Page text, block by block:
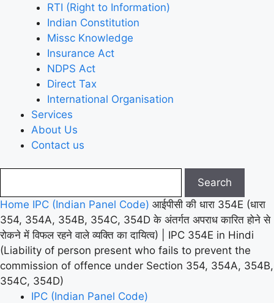
RTI (Right to Information)
Indian Constitution
Missc Knowledge
Insurance Act
NDPS Act
Direct Tax
International Organisation
Services
About Us
Contact us
Home IPC (Indian Panel Code) आईपीसी की धारा 354E (धारा
354, 354A, 354B, 354C, 354D के अंतर्गत अपराध कारित होने से
रोकने में विफल रहने वाले व्यक्ति का दायित्व) | IPC 354E in Hindi
(Liability of person present who fails to prevent the
commission of offence under Section 354, 354A, 354B,
354C, 354D)
IPC (Indian Panel Code)